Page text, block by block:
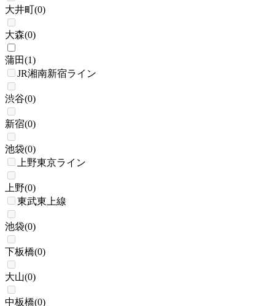
大井町(0)
大森(0)
蒲田(1)
JR湘南新宿ライン
渋谷(0)
新宿(0)
池袋(0)
上野東京ライン
上野(0)
東武東上線
池袋(0)
下板橋(0)
大山(0)
中板橋(0)